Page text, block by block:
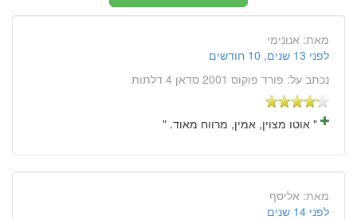
מאת: אנונימי
לפני 13 שנים, 10 חודשים
נכתב על: פורד פוקוס 2001 סדאן 4 דלתות
" אוטו מצוין, אמין, מרווח מאוד. "
מאת: אליסף
לפני 14 שנים